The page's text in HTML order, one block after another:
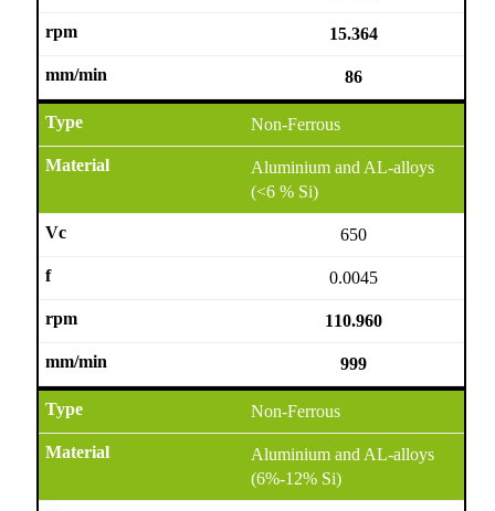
15.364
86
Non-Ferrous
Aluminium and AL-alloys
(<6 % Si)
650
0.0045
110.960
999
Non-Ferrous
Aluminium and AL-alloys
(6%-12% Si)